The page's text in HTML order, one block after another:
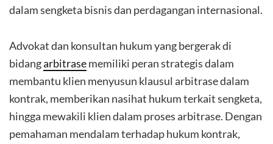
dalam sengketa bisnis dan perdagangan internasional.
Advokat dan konsultan hukum yang bergerak di
bidangarbitrasememiliki peran strategis dalam
membantu klien menyusun klausul arbitrase dalam
kontrak, memberikan nasihat hukum terkait sengketa,
hingga mewakili klien dalam proses arbitrase. Dengan
pemahaman mendalam terhadap hukum kontrak,